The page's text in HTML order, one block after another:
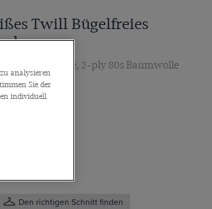
Twill Bügelfreies
2-ply 80s Baumwolle
Den richtigen Schnitt finden
analysieren
Sie der
individuell